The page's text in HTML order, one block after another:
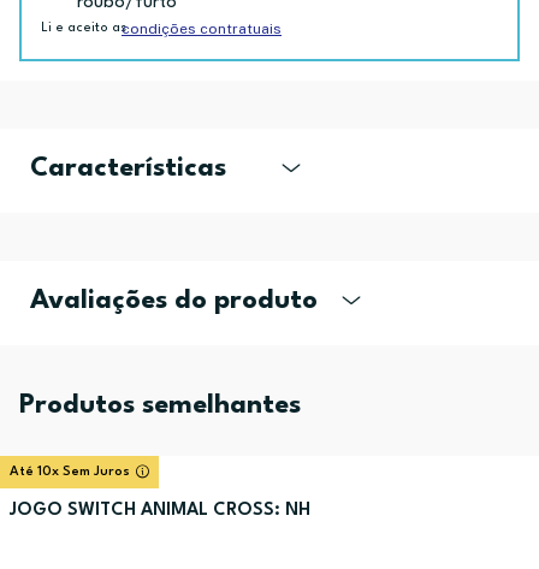
Li e aceito ascondições contratuais
Características
Avaliações do produto
Produtos semelhantes
Até 10x Sem Juros
JOGO SWITCH ANIMAL CROSS: NH